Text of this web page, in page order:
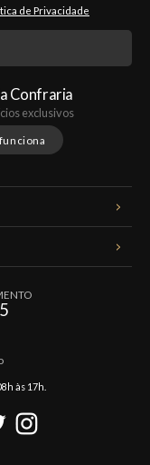
de Privacidade
Confraria
exclusivos
às 17h.